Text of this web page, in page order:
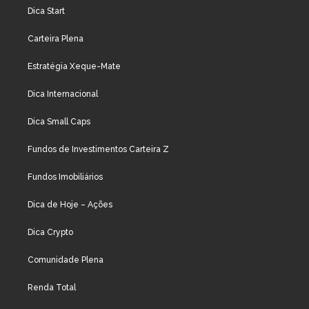
Dica Start
Carteira Plena
Estratégia Xeque-Mate
Dica Internacional
Dica Small Caps
Fundos de Investimentos Carteira Z
Fundos Imobiliários
Dica de Hoje – Ações
Dica Crypto
Comunidade Plena
Renda Total